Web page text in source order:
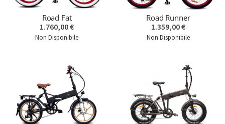
Road Fat
1.760,00 €
Non Disponibile
Road Runner
1.359,00 €
Non Disponibile